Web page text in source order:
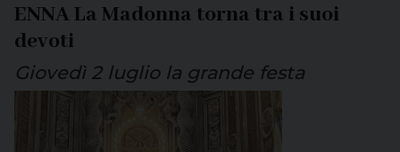
ENNA La Madonna torna tra i suoi
devoti
Giovedì 2 luglio la grande festa